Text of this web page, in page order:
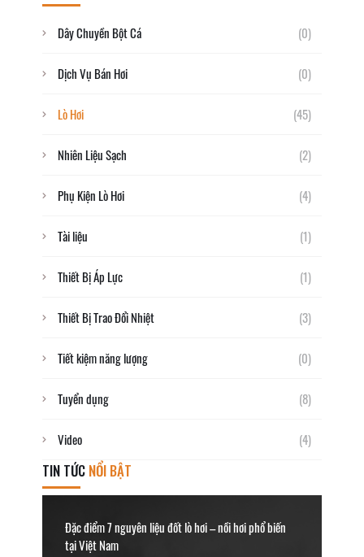
Dây Chuyền Bột Cá (0)
Dịch Vụ Bán Hơi (0)
Lò Hơi (45)
Nhiên Liệu Sạch (2)
Phụ Kiện Lò Hơi (4)
Tài liệu (1)
Thiết Bị Áp Lực (1)
Thiết Bị Trao Đổi Nhiệt (3)
Tiết kiệm năng lượng (0)
Tuyển dụng (8)
Video (4)
TIN TỨC NỔI BẬT
Đặc điểm 7 nguyên liệu đốt lò hơi – nồi hơi phổ biến
tại Việt Nam